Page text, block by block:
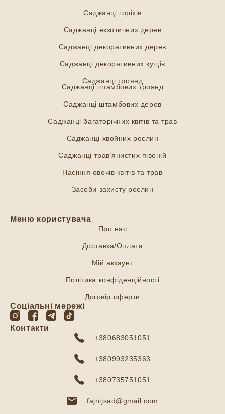
Саджанці горіхів
Саджанці екзотичних дерев
Саджанці декоративних дерев
Саджанці декоративних кущів
Саджанці троянд
Саджанці штамбових троянд
Саджанці штамбових дерев
Саджанці багаторічних квітів та трав
Саджанці хвойних рослин
Саджанці трав’янистих півоній
Насіння овочів квітів та трав
Засоби захисту рослин
Меню користувача
Про нас
Доставка/Оплата
Мій аккаунт
Політика конфіденційності
Договір оферти
Соціальні мережі
Контакти
+380683051051
+380993235363
+380735751051
fajnijsad@gmail.com